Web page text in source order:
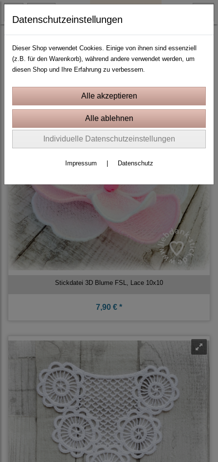
Lace, FSL, Spitzen
Sortierung wählen
Stickdatei 3D Blume FSL, Lace 10x10
7,90 € *
Datenschutzeinstellungen
Dieser Shop verwendet Cookies. Einige von ihnen sind essenziell
(z.B. für den Warenkorb), während andere verwendet werden, um
diesen Shop und Ihre Erfahrung zu verbessern.
Individuelle Datenschutzeinstellungen
Impressum Datenschutz